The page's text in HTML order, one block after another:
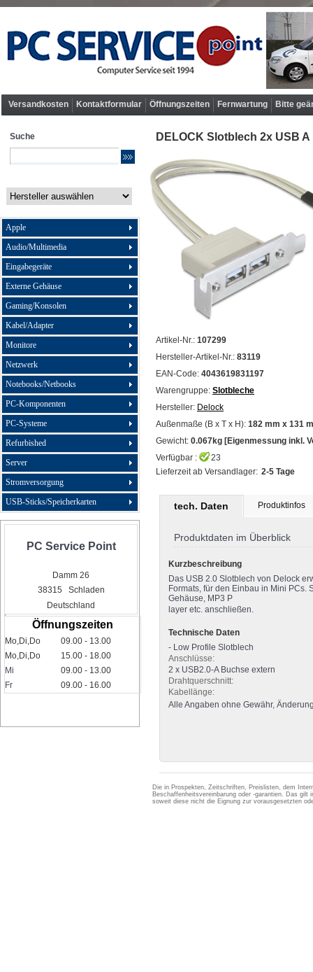
Versandkosten Kontaktformular Öffnungszeiten Fernwartung Bitte
Suche
Apple
Audio/Multimedia
Eingabegeräte
Externe Gehäuse
Gaming/Konsolen
Kabel/Adapter
Monitore
Netzwerk
Notebooks/Netbooks
PC-Komponenten
PC-Systeme
Refurbished
Server
Stromversorgung
USB-Sticks/Speicherkarten
PC Service Point
Damm 26
38315 Schladen
Deutschland
Öffnungszeiten
Mo,Di,Do
09.00 - 13.00
Mo,Di,Do
15.00 - 18.00
Mi
09.00 - 13.00
Fr
09.00 - 16.00
DELOCK Slotblech 2x USB A
Artikel-Nr.: 107299
Hersteller-Artikel-Nr.: 83119
EAN-Code: 4043619831197
Warengruppe: Slotbleche
Hersteller: Delock
Außenmaße (B x T x H): 182 mm x 131
Gewicht: 0.067kg [Eigenmessung inkl.
Verfügbar :
23
Lieferzeit ab Versandlager: 2-5 Tage
tech. Daten Produktinfos
Produktdaten im Überblick
Kurzbeschreibung
Das USB 2.0 Slotblech von Delock
Formats, für den Einbau in Mini PCs.
Gehäuse, MP3 P
layer etc. anschließen.
Technische Daten
- Low Profile Slotblech
Anschlüsse:
2 x USB2.0-A Buchse extern
Drahtquerschnitt:
Kabellänge:
Alle Angaben ohne Gewähr,
Die in Prospekten, Zeitschriften, Preislisten, dem
Beschaffenheitsvereinbarung oder -garantien. Das
soweit diese nicht die Eignung zur vorausgesetzten